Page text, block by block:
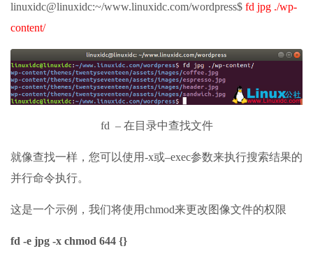
linuxidc@linuxidc:~/www.linuxidc.com/wordpress$ fd jpg ./wp-
content/
fd – 在目录中查找文件
就像查找一样，您可以使用-x或–exec参数来执行搜索结果的
并行命令执行。
这是一个示例，我们将使用chmod来更改图像文件的权限
fd -e jpg -x chmod 644 {}